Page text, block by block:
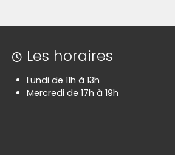
Les horaires
Lundi de 11h à 13h
Mercredi de 17h à 19h